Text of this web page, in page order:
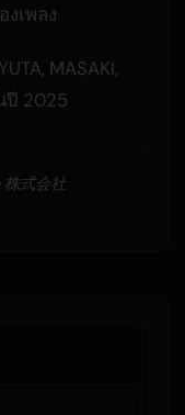
เพลง
MASAKI,
ปี 2025
式会社